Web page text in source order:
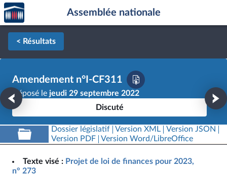
Aller au contenu
Aller en bas de la page
Accèder
à la
page
d'accueil
Assemblée nationale
< Résultats
Amendement n°I-CF311
Déposé le jeudi 29 septembre 2022
Discuté
Dossier législatif Version XML
Version JSON
Version PDF
Version Word/LibreOffice
Texte visé : Projet de loi de finances pour 2023,
n° 273